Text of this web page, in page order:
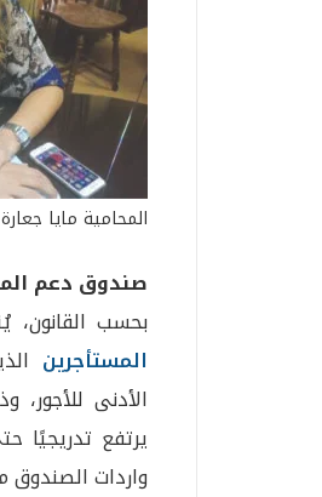
المحامية مايا جعارة
صندوق دعم
بحسب
المستأجرين
الأدنى
يرتفع تدريجيًا
واردات الصندوق